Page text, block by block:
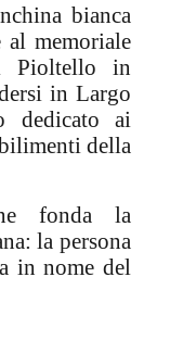
bianca
memoriale
Pioltello in
in Largo
dedicato ai
della
fonda la
la persona
in nome del